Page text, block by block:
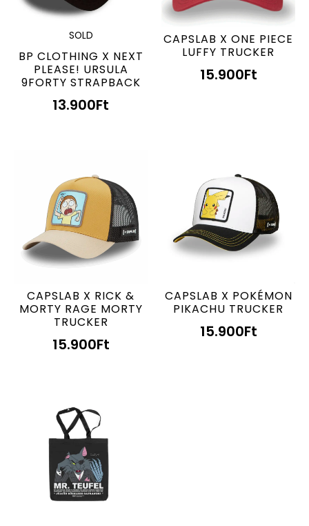
SOLD
BP CLOTHING X NEXT
PLEASE! URSULA
9FORTY STRAPBACK
13.900Ft
CAPSLAB X ONE PIECE
LUFFY TRUCKER
15.900Ft
CAPSLAB X RICK &
MORTY RAGE MORTY
TRUCKER
15.900Ft
CAPSLAB X POKÉMON
PIKACHU TRUCKER
15.900Ft